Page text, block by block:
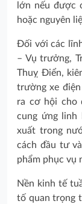
lớn nếu được
hoặc nguyên
Đối với các
– Vụ trưởng,
Thuỵ Điển,
trường xe
ra cơ hội cho
cung ứng linh
xuất trong
cách đầu tư
phẩm phục vụ
Nền kinh tế
tố quan trọng